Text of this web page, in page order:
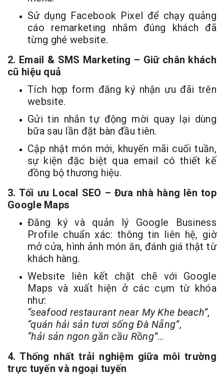
Sử dụng Facebook Pixel để chạy quảng
cáo remarketing nhắm đúng khách đã
từng ghé website.
2. Email & SMS Marketing – Giữ chân khách
cũ hiệu quả
Tích hợp form đăng ký nhận ưu đãi trên
website.
Gửi tin nhắn tự động mời quay lại dùng
bữa sau lần đặt bàn đầu tiên.
Cập nhật món mới, khuyến mãi cuối tuần,
sự kiện đặc biệt qua email có thiết kế
đồng bộ thương hiệu.
3. Tối ưu Local SEO – Đưa nhà hàng lên top
Google Maps
Đăng ký và quản lý Google Business
Profile chuẩn xác: thông tin liên hệ, giờ
mở cửa, hình ảnh món ăn, đánh giá thật từ
khách hàng.
Website liên kết chặt chẽ với Google
Maps và xuất hiện ở các cụm từ khóa
như:
“seafood restaurant near My Khe beach”,
“quán hải sản tươi sống Đà Nẵng”,
“hải sản ngon gần cầu Rồng”…
4. Thống nhất trải nghiệm giữa môi trường
trực tuyến và ngoại tuyến